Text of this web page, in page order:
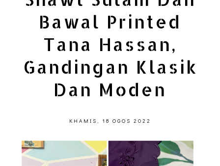
Bawal Printed
Tana Hassan,
Gandingan Klasik
Dan Moden
KHAMIS, 18 OGOS 2022